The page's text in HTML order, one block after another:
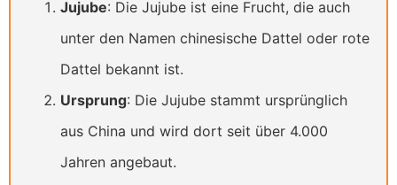
Jujube: Die Jujube ist eine Frucht, die auch
unter den Namen chinesische Dattel oder rote
Dattel bekannt ist.
Ursprung: Die Jujube stammt ursprünglich
aus China und wird dort seit über 4.000
Jahren angebaut.